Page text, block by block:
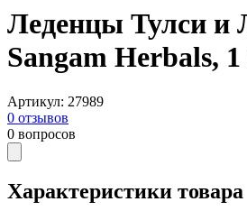
Леденцы Тулси и
Sangam Herbals, 1
Артикул: 27989
0 отзывов
0 вопросов
Характеристики товара